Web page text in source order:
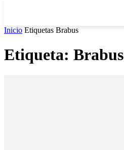
Inicio Etiquetas Brabus
Etiqueta: Brabus